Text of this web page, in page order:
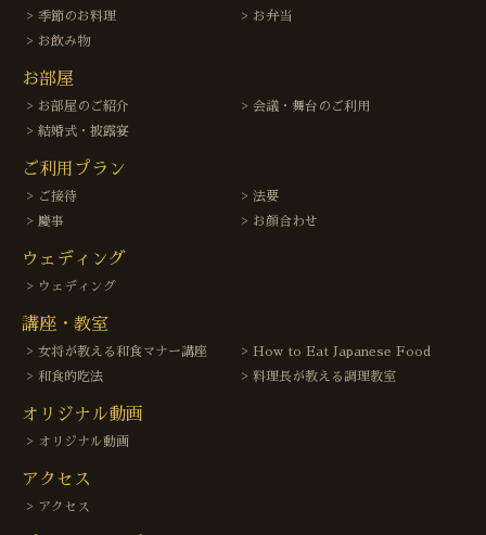
季節のお料理
お弁当
お飲み物
お部屋
お部屋のご紹介
会議・舞台のご利用
結婚式・披露宴
ご利用プラン
ご接待
法要
慶事
お顔合わせ
ウェディング
ウェディング
講座・教室
女将が教える和食マナー講座
How to Eat Japanese Food
和食的吃法
料理長が教える調理教室
オリジナル動画
オリジナル動画
アクセス
アクセス